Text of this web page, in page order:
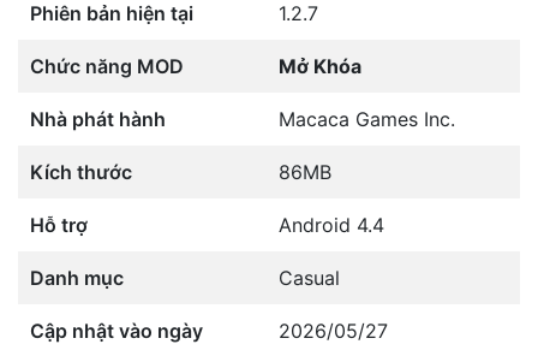
Phiên bản hiện tại 1.2.7
Chức năng MOD Mở Khóa
Nhà phát hành Macaca Games Inc.
Kích thước 86MB
Hỗ trợ Android 4.4
Danh mục Casual
Cập nhật vào ngày 2026/05/27